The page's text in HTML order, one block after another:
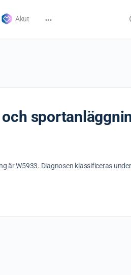
Akut
W5933. Diagnosen klassificeras